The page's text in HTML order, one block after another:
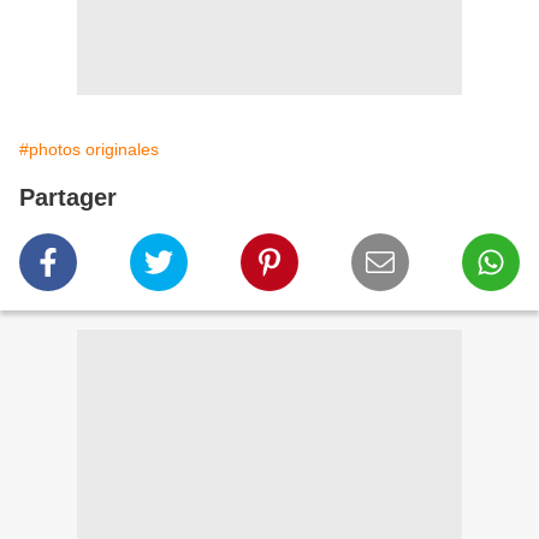
#photos originales
Partager